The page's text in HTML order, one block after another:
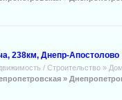
238км, Днепр-Апостолово
/ Строительство »
»